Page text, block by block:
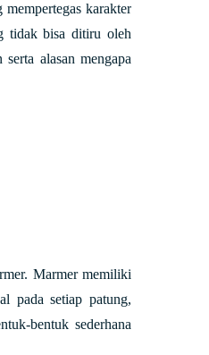
karakter
tidak bisa ditiru oleh
alasan mengapa
Marmer memiliki
pada setiap patung,
bentuk sederhana